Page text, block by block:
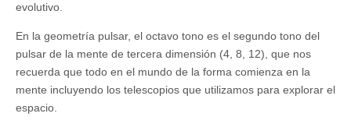
evolutivo.
En la geometría pulsar, el octavo tono es el segundo tono del
pulsar de la mente de tercera dimensión (4, 8, 12), que nos
recuerda que todo en el mundo de la forma comienza en la
mente incluyendo los telescopios que utilizamos para explorar el
espacio.